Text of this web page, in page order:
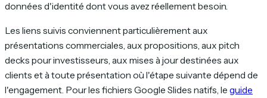
données d'identité dont vous avez réellement besoin.
Les liens suivis conviennent particulièrement aux
présentations commerciales, aux propositions, aux pitch
decks pour investisseurs, aux mises à jour destinées aux
clients et à toute présentation où l'étape suivante dépend de
l'engagement. Pour les fichiers Google Slides natifs, le guide